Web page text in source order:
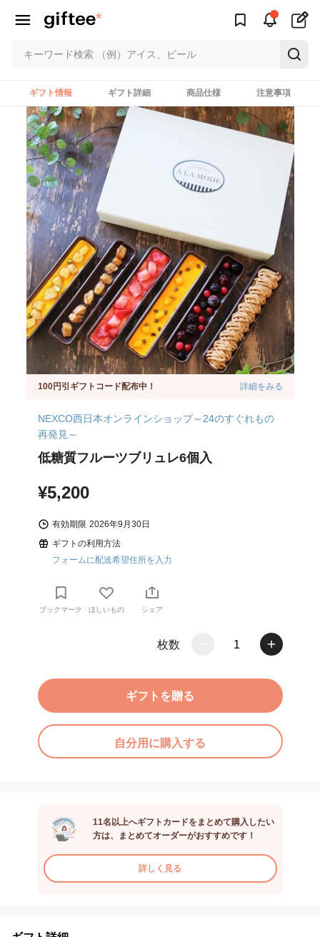
ギフト情報 ギフト詳細 商品仕様 注意事項
100円引ギフトコード配布中！ 詳細をみる
NEXCO西日本オンラインショップ～24のすぐれもの
再発見～
低糖質フルーツブリュレ6個入
¥5,200
有効期限 2026年9月30日
ギフトの利用方法
フォームに配送希望住所を入力
ブックマーク ほしいもの シェア
枚数 1
ギフトを贈る
自分用に購入する
11名以上へギフトカードをまとめて購入したい
方は、まとめてオーダーがおすすめです！
詳しく見る